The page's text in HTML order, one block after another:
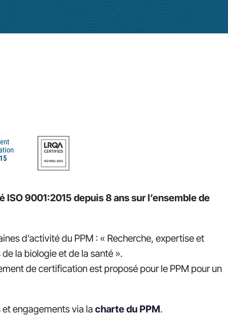
9001:2015 depuis 8 ans sur l’ensemble de
d’activité du PPM : « Recherche, expertise et
la biologie et de la santé ».
de certification est proposé pour le PPM pour un
et engagements via la charte du PPM.